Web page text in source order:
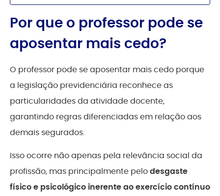
Por que o professor pode se
aposentar mais cedo?
O professor pode se aposentar mais cedo porque
a legislação previdenciária reconhece as
particularidades da atividade docente,
garantindo regras diferenciadas em relação aos
demais segurados.
Isso ocorre não apenas pela relevância social da
profissão, mas principalmente pelodesgaste
físico e psicológico inerente ao exercício contínuo